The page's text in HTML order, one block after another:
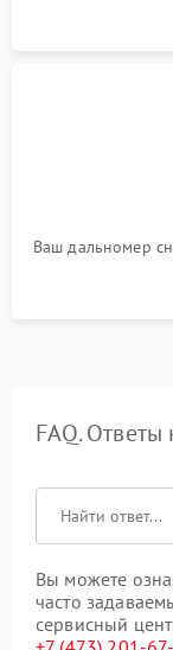
Ваш дальномер
FAQ.
Вы можете
часто
сервисный